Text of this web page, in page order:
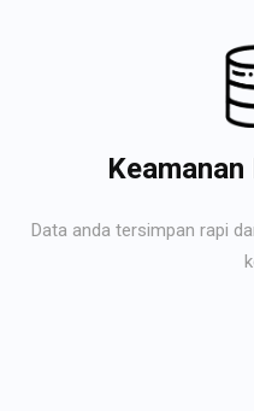
Data anda tersimpan rapi